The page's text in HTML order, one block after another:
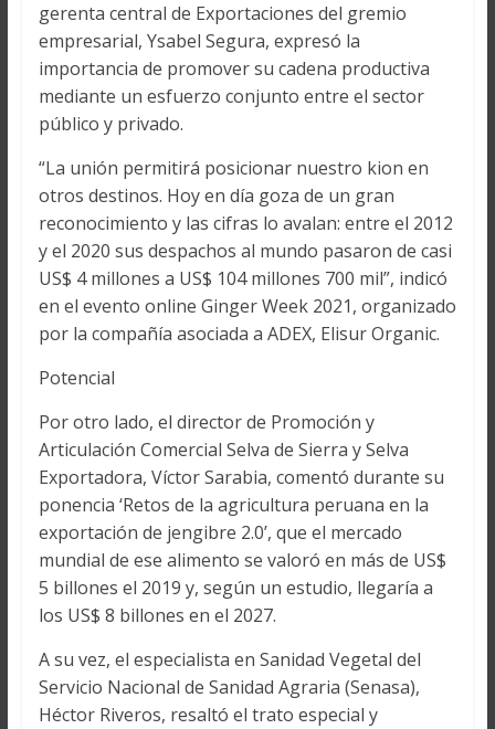
gerenta central de Exportaciones del gremio
empresarial, Ysabel Segura, expresó la
importancia de promover su cadena productiva
mediante un esfuerzo conjunto entre el sector
público y privado.
“La unión permitirá posicionar nuestro kion en
otros destinos. Hoy en día goza de un gran
reconocimiento y las cifras lo avalan: entre el 2012
y el 2020 sus despachos al mundo pasaron de casi
US$ 4 millones a US$ 104 millones 700 mil”, indicó
en el evento online Ginger Week 2021, organizado
por la compañía asociada a ADEX, Elisur Organic.
Potencial
Por otro lado, el director de Promoción y
Articulación Comercial Selva de Sierra y Selva
Exportadora, Víctor Sarabia, comentó durante su
ponencia ‘Retos de la agricultura peruana en la
exportación de jengibre 2.0’, que el mercado
mundial de ese alimento se valoró en más de US$
5 billones el 2019 y, según un estudio, llegaría a
los US$ 8 billones en el 2027.
A su vez, el especialista en Sanidad Vegetal del
Servicio Nacional de Sanidad Agraria (Senasa),
Héctor Riveros, resaltó el trato especial y